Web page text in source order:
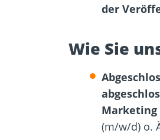
der
Wie Sie
Marketing
(m/w/d) o.